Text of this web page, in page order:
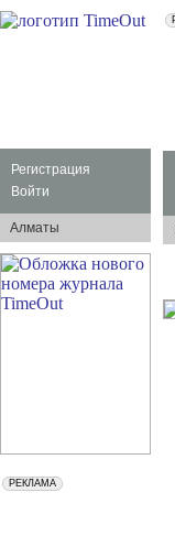
Регистрация
Войти
Алматы